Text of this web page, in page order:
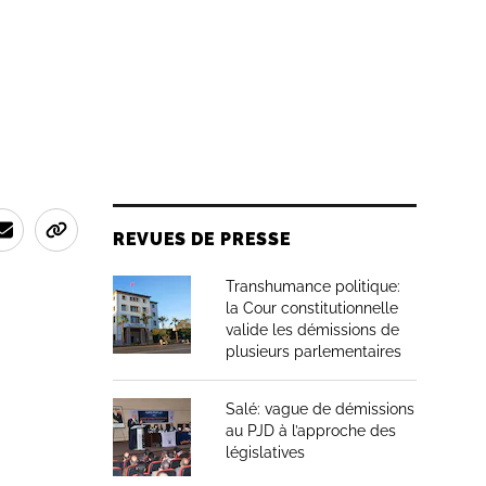
REVUES DE PRESSE
Transhumance politique:
la Cour constitutionnelle
valide les démissions de
plusieurs parlementaires
Salé: vague de démissions
au PJD à l’approche des
législatives